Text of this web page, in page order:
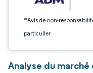
*Avis de non-
particulier
Analyse du